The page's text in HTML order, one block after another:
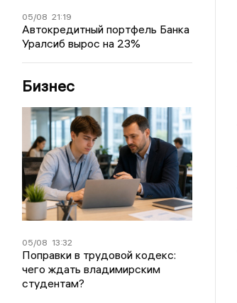
05/08 21:19
Автокредитный портфель Банка
Уралсиб вырос на 23%
Бизнес
05/08 13:32
Поправки в трудовой кодекс:
чего ждать владимирским
студентам?